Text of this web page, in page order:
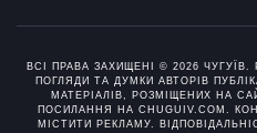
ВСІ ПРАВА ЗАХИЩЕНІ © 2026
ПОГЛЯДИ ТА ДУМКИ АВТОРІВ
МАТЕРІАЛІВ, РОЗМІЩЕНИХ НА
ПОСИЛАННЯ НА CHUGUIV.COM.
МІСТИТИ РЕКЛАМУ.